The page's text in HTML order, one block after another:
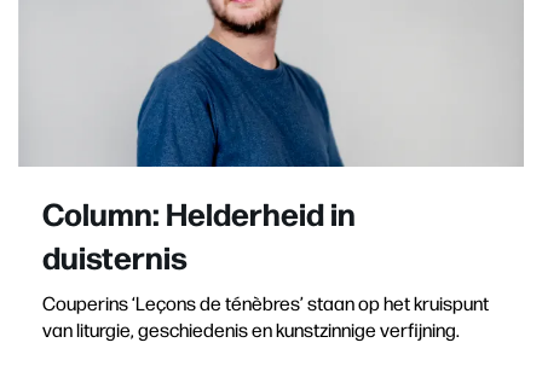
Column: Helderheid in
duisternis
Couperins ‘Leçons de ténèbres’ staan op het kruispunt
van liturgie, geschiedenis en kunstzinnige verfijning.